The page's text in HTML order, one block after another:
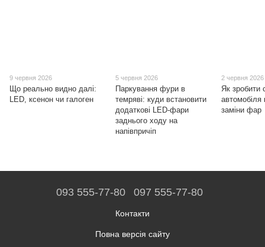
9 червня 2026
Що реально видно далі:
LED, ксенон чи галоген
5 червня 2026
Паркування фури в
темряві: куди встановити
додаткові LED-фари
заднього ходу на
напівпричіп
2 червня 2026
Як зробити
заміни фар
093 555-77-80 097 555-77-80
Контакти
Повна версія сайту